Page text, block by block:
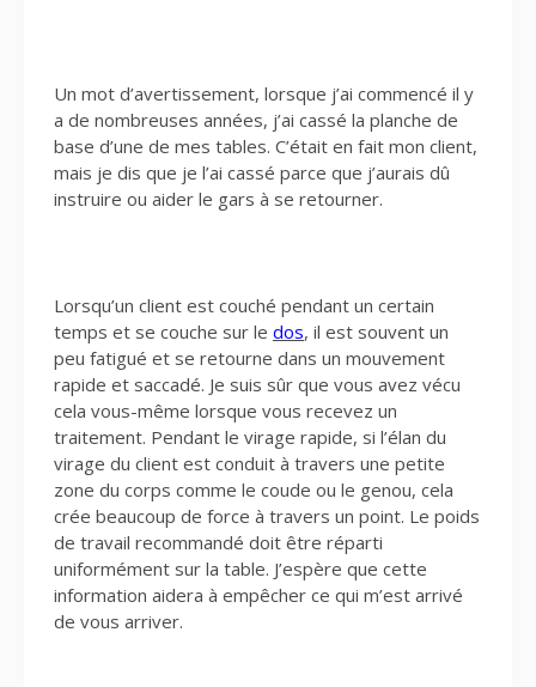
Un mot d’avertissement, lorsque j’ai commencé il y
a de nombreuses années, j’ai cassé la planche de
base d’une de mes tables. C’était en fait mon client,
mais je dis que je l’ai cassé parce que j’aurais dû
instruire ou aider le gars à se retourner.
Lorsqu’un client est couché pendant un certain
temps et se couche sur le dos, il est souvent un
peu fatigué et se retourne dans un mouvement
rapide et saccadé. Je suis sûr que vous avez vécu
cela vous-même lorsque vous recevez un
traitement. Pendant le virage rapide, si l’élan du
virage du client est conduit à travers une petite
zone du corps comme le coude ou le genou, cela
crée beaucoup de force à travers un point. Le poids
de travail recommandé doit être réparti
uniformément sur la table. J’espère que cette
information aidera à empêcher ce qui m’est arrivé
de vous arriver.